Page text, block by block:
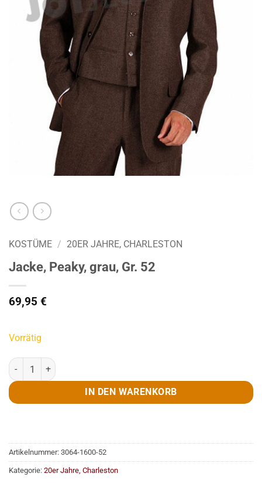
KOSTÜME / 20ER JAHRE, CHARLESTON
Jacke, Peaky, grau, Gr. 52
69,95 €
Vorrätig
Jacke, Peaky, grau, Gr. 52 Menge
IN DEN WARENKORB
Artikelnummer: 3064-1600-52
Kategorie: 20er Jahre, Charleston